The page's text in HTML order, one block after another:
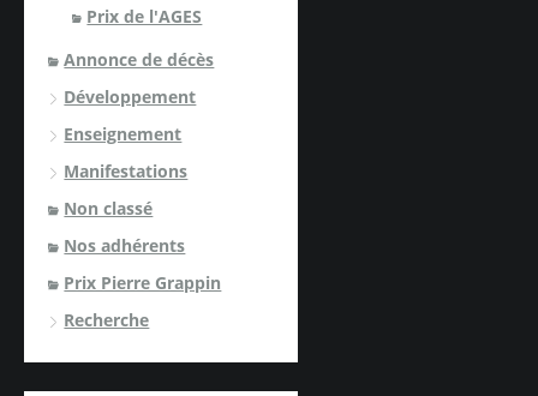
Prix de l'AGES
Annonce de décès
Développement
Enseignement
Manifestations
Non classé
Nos adhérents
Prix Pierre Grappin
Recherche